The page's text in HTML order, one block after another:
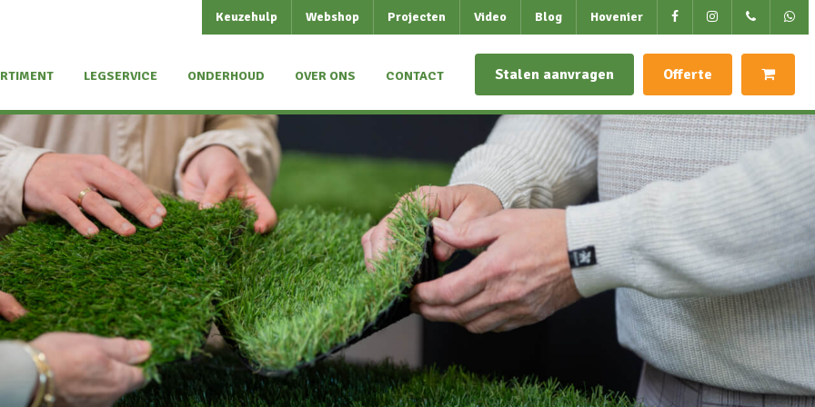
Keuzehulp Webshop Projecten Video Blog Hovenier
LEGSERVICE ONDERHOUD OVER ONS CONTACT Stalen aanvragen Offerte